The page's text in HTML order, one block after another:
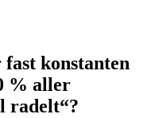
konstanten
% aller
radelt“?